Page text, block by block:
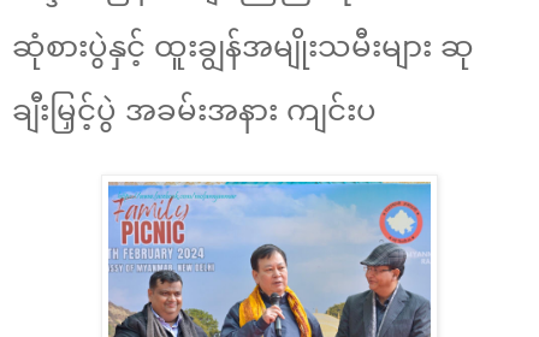
ဆုံစားပွဲနှင့် ထူးချွန်အမျိုးသမီးများ ဆု
ချီးမြှင့်ပွဲ အခမ်းအနား ကျင်းပ